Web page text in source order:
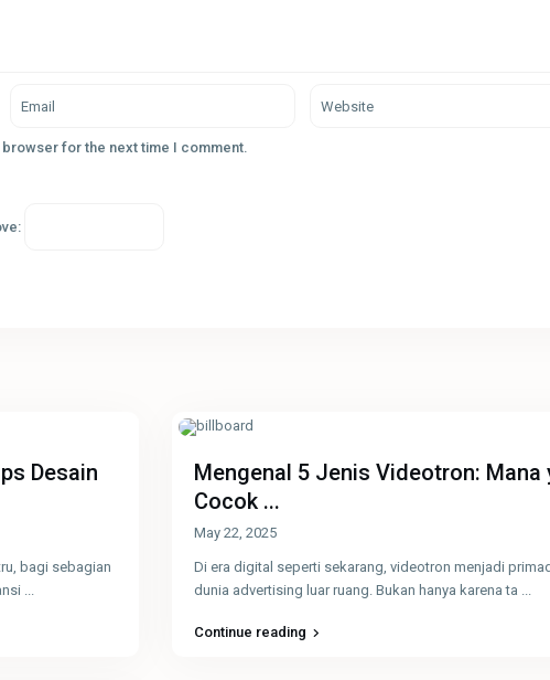
browser for the next time I comment.
Desain
bagi sebagian
...
Mengenal 5 Jenis Videotron: Mana
Cocok ...
May 22, 2025
Di era digital seperti sekarang, videotron menjadi
dunia advertising luar ruang. Bukan hanya karena ta ...
Continue reading